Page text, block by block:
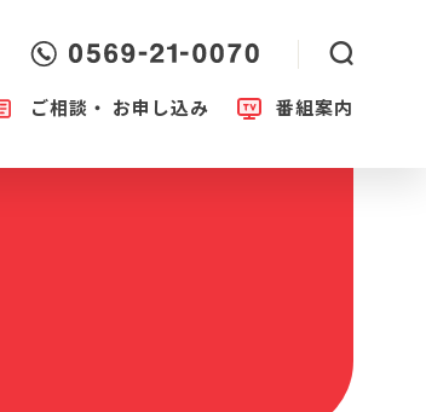
ご相談・ お申し込み 番組案内